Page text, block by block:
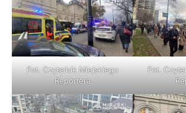
Fot. Czytelnik Miejskiego
Reportera
Fot.